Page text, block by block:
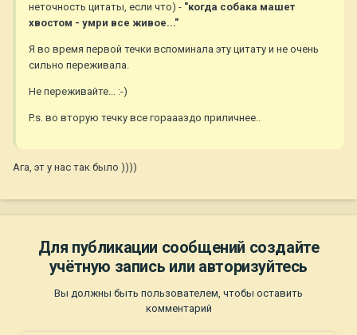
неточность цитаты, если что) - "когда собака машет
хвостом - умри все живое..."
Я во время первой течки вспоминала эту цитату и не очень
сильно переживала.
Не переживайте... :-)
P.s. во вторую течку все гораааздо приличнее..
Ага, эт у нас так было ))))
Для публикации сообщений создайте
учётную запись или авторизуйтесь
Вы должны быть пользователем, чтобы оставить
комментарий